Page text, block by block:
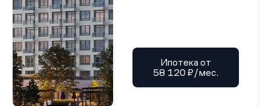
Ипотека от
58 120 ₽/мес.